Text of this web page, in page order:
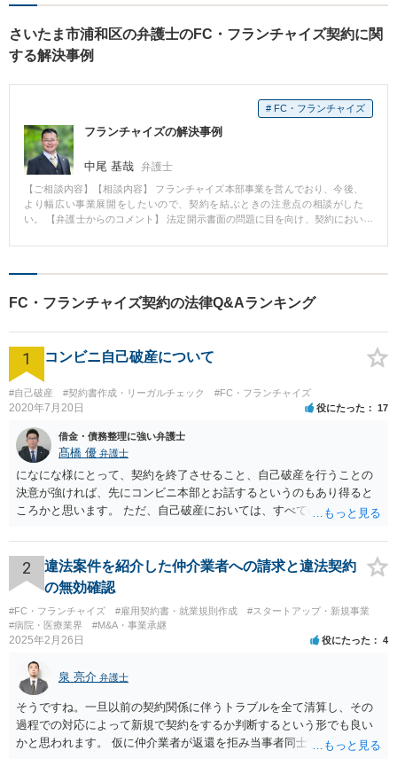
さいたま市浦和区の弁護士のFC・フランチャイズ契約に関
する解決事例
# FC・フランチャイズ
フランチャイズの解決事例
中尾 基哉 弁護士
【ご相談内容】【相談内容】 フランチャイズ本部事業を営んでおり、今後、
より幅広い事業展開をしたいので、契約を結ぶときの注意点の相談がした
い。 【弁護士からのコメント】 法定開示書面の問題に目を向け、契約におい
ランチャイジーとの間に起こる情報格差の存在に着目し、契約書のチェック
FC・フランチャイズ契約の法律Q&Aランキング
1 コンビニ自己破産について
#自己破産 #契約書作成・リーガルチェック #FC・フランチャイズ
2020年7月20日 役にたった 17
借金・債務整理に強い弁護士
髙橋 優 弁護士
になにな様にとって、契約を終了させること、自己破産を行うことの
決意が強ければ、先にコンビニ本部とお話するというのもあり得ると
ころかと思います。 ただ、自己破産においては、すべての債権者を公
扱うことが出来ないという点や財産の移転内容や時期によっては取り
戻す必要が出てくる等一定のリスクもございますので、もし契約を継
続するという選択肢がおありであれば、先に自己破産の相談というの
が適切かと思われます。 契約解約のご意思が固いところであれば、リ
スクを踏まえて進むしかないかと思いますので、本部との話が先であ
っても問題ないかと思います。
2
違法案件を紹介した仲介業者への請求と違法契約
の無効確認
#FC・フランチャイズ #雇用契約書・就業規則作成
#スタートアップ・新規事業
#病院・医療業界
#M&A・事業承継
2025年2月26日 役にたった 4
泉 亮介 弁護士
そうですね。一旦以前の契約関係に伴うトラブルを全て清算し、その
過程での対応によって新規で契約をするか判断するという形でも良い
かと思われます。 仮に仲介業者が返還を拒み当事者同士での解決が困